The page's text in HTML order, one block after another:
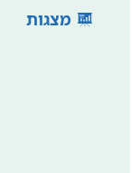
מצגות